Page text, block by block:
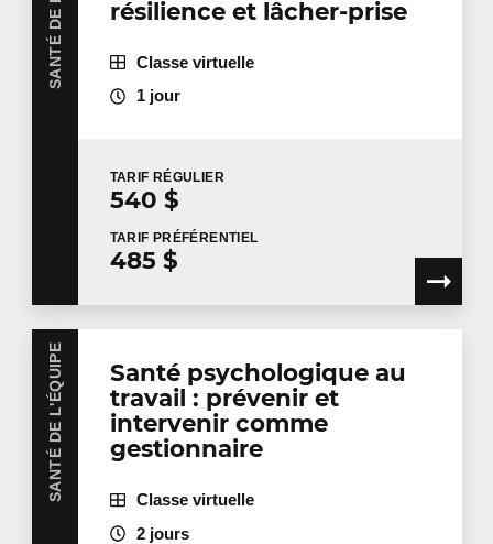
résilience et lâcher-prise
Classe virtuelle
1 jour
TARIF RÉGULIER
540 $
TARIF PRÉFÉRENTIEL
485 $
SANTÉ DE L'ÉQUIPE
Santé psychologique au
travail : prévenir et
intervenir comme
gestionnaire
Classe virtuelle
2 jours